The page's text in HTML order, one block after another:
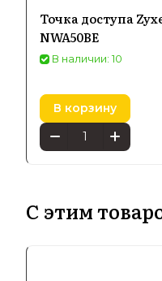
Точка доступа
NWA50BE
В наличии: 10
В корзину
С этим